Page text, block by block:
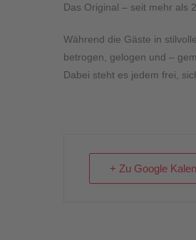
Das Original – seit mehr als
Während die Gäste in
betrogen, gelogen und –
Dabei steht es jedem frei,
+ Zu Google